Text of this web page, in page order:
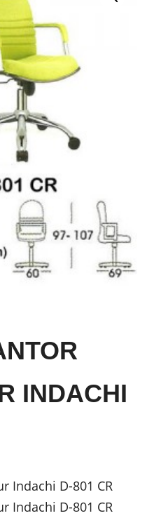
INDACHI
Indachi D-801 CR
Indachi D-801 CR